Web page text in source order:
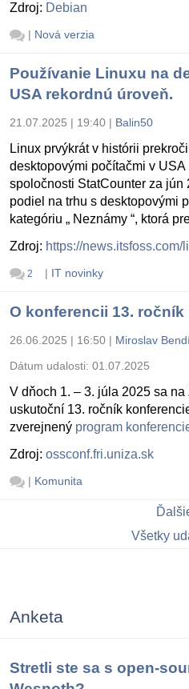
Zdroj: Debian
| Nová verzia
Používanie Linuxu na
USA rekordnú úroveň.
21.07.2025 | 19:40 | Balin50
Linux prvýkrát v histórii
desktopovými počítačmi v
spoločnosti StatCounter za jún
podiel na trhu s desktopovými
kategóriu „ Neznámy “, ktorá
Zdroj: https://
2 | IT novinky
O konferencii 13.
26.06.2025 | 16:50 | Miroslav
Dátum udalosti: 01.07.2025
V dňoch 1. – 3. júla 2025 sa
uskutoční 13. ročník
zverejnený program
Zdroj: ossconf.fri.uniza.sk
| Komunita
Všetky
Anketa
Stretli ste sa s open-